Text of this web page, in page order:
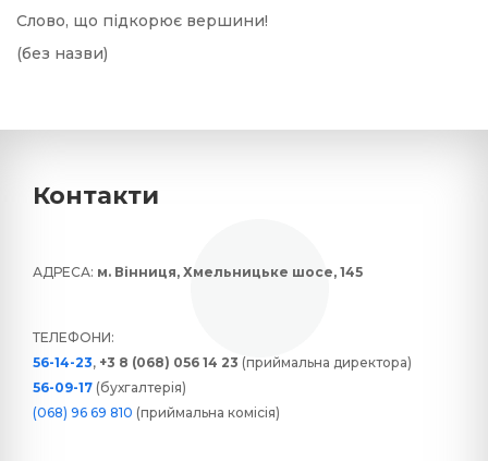
Слово, що підкорює вершини!
(без назви)
Контакти
АДРЕСА: м. Вінниця, Хмельницьке шосе, 145
ТЕЛЕФОНИ:
56-14-23, +3 8 (068) 056 14 23 (приймальна директора)
56-09-17 (бухгалтерія)
(068) 96 69 810 (приймальна комісія)